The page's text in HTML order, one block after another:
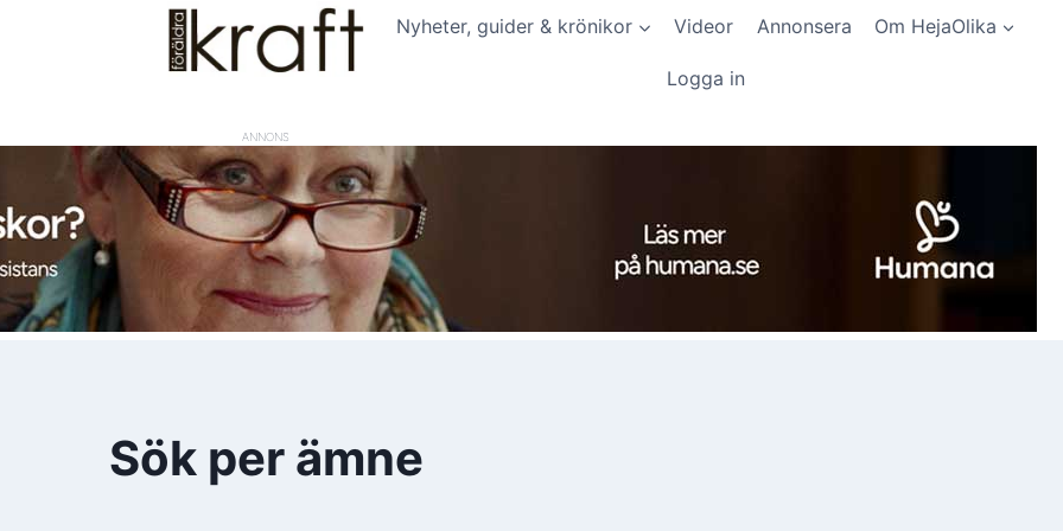
Nyheter, guider & krönikor Videor Annonsera Om HejaOlika
Logga in
ANNONS
Sök per ämne